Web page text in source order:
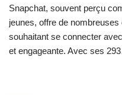
Snapchat, souvent perçu
jeunes, offre de
souhaitant se connecter
et engageante. Avec ses